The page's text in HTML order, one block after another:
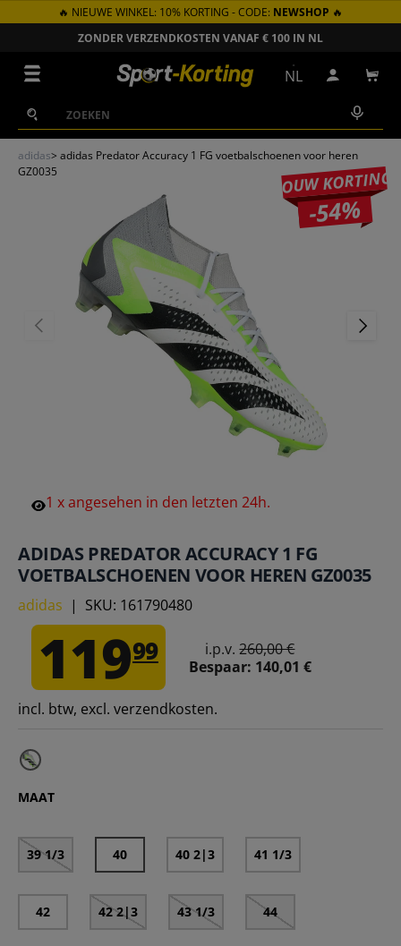
GA NAAR INHOUD
🔥 NIEUWE WINKEL: 10% KORTING - CODE: NEWSHOP 🔥
ZONDER VERZENDKOSTEN VANAF € 100 IN NL
Zoeken
Zoeken
NL Inloggen
adidas> adidas Predator Accuracy 1 FG voetbalschoenen voor heren
GZ0035
JOUW KORTING
-54%
VORIGE
1 xangesehen in den letzten 24h.
ADIDAS PREDATOR ACCURACY 1 FG
VOETBALSCHOENEN VOOR HEREN GZ0035
adidas | SKU: 161790480
11999 i.p.v.260,00 €
Bespaar: 140,01 €
incl. btw, excl. verzendkosten.
MAAT
39 1/3 40 40 2|3 41 1/3
42 42 2|3 43 1/3 44